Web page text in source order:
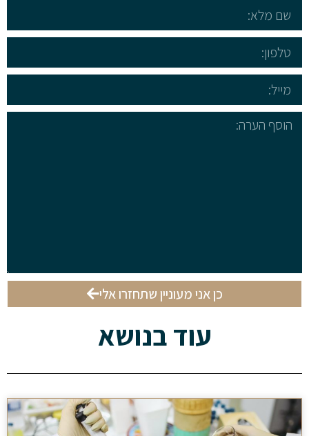
1. הוענק אות שר הבריאות למקדמי זכויות במערכת
הבריאות 2021
כן אני מעוניין שתחזרו אלי
עוד בנושא